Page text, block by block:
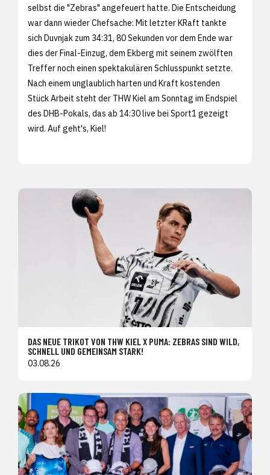
selbst die "Zebras" angefeuert hatte. Die Entscheidung
war dann wieder Chefsache: Mit letzter KRaft tankte
sich Duvnjak zum 34:31, 80 Sekunden vor dem Ende war
dies der Final-Einzug, dem Ekberg mit seinem zwölften
Treffer noch einen spektakulären Schlusspunkt setzte.
Nach einem unglaublich harten und Kraft kostenden
Stück Arbeit steht der THW Kiel am Sonntag im Endspiel
des DHB-Pokals, das ab 14:30 live bei Sport1 gezeigt
wird. Auf geht's, Kiel!
DAS NEUE TRIKOT VON THW KIEL X PUMA: ZEBRAS SIND WILD,
SCHNELL UND GEMEINSAM STARK!
03.08.26